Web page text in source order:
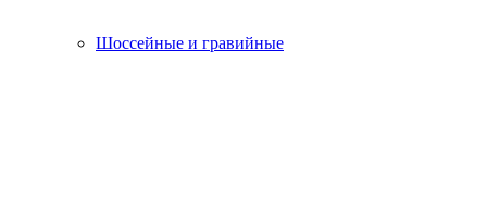
Шоссейные и гравийные